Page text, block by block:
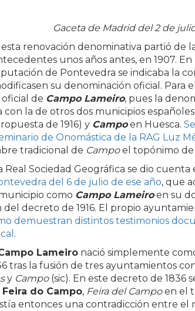
Gaceta de Madrid del 2 de
renovación denominativa partió de
unos años antes, en 1907.
de Pontevedra se indicaba la
su denominación oficial. Para
de Campo Lameiro, pues la
con la de otros dos municipios
de 1916) y Campoen Huesca.
de Onomástica de la RAG Luz
tradicional de Campoel topónimo
Real Sociedad Geográfica se dio cuenta
del 6 de julio de ese año, que
como Campo Lameiroen su
decreto de 1916. El propio
demuestran distintos testimonios
.
Lameiro nació simplemente
tras la fusión de tres ayuntamientos
y Campo(sic). En este decreto de 1836
Feira do Campo, Feira del Campoen el
entonces una contradicción entre